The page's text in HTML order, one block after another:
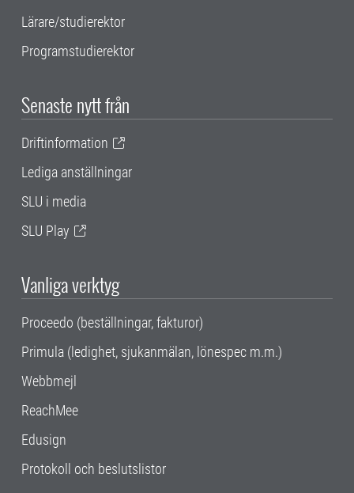
Lärare/studierektor
Programstudierektor
Senaste nytt från
Driftinformation
Lediga anställningar
SLU i media
SLU Play
Vanliga verktyg
Proceedo (beställningar, fakturor)
Primula (ledighet, sjukanmälan, lönespec m.m.)
Webbmejl
ReachMee
Edusign
Protokoll och beslutslistor